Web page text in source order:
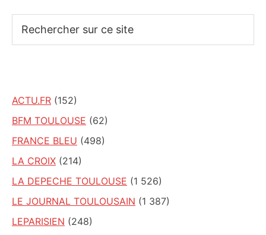
sur
ACTU.FR (152)
BFM TOULOUSE (62)
FRANCE BLEU (498)
LA CROIX (214)
LA DEPECHE TOULOUSE (1 526)
LE JOURNAL TOULOUSAIN (1 387)
LEPARISIEN (248)